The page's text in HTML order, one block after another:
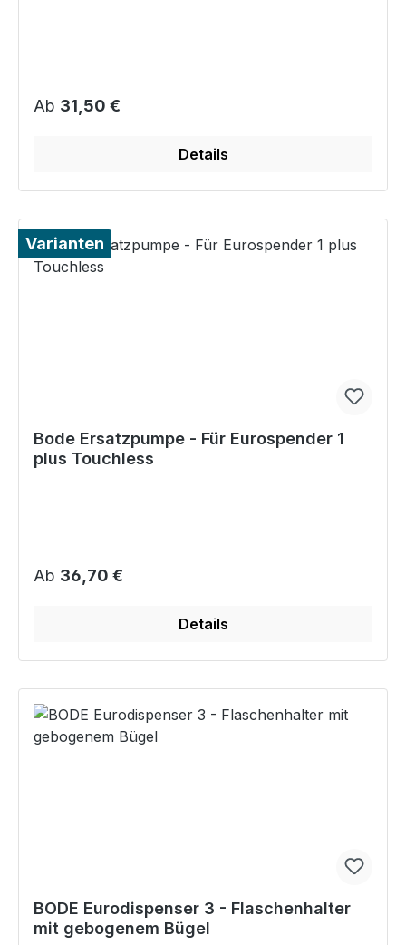
Regulärer Preis:
Ab 31,50 €
Details
Varianten
Bode Ersatzpumpe - Für Eurospender 1
plus Touchless
Regulärer Preis:
Ab 36,70 €
Details
BODE Eurodispenser 3 - Flaschenhalter
mit gebogenem Bügel